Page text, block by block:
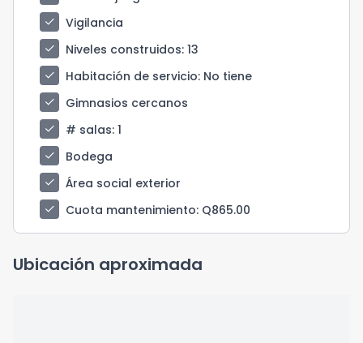
check
Vigilancia
check
Niveles construidos: 13
check
Habitación de servicio: No tiene
check
Gimnasios cercanos
check
# salas: 1
check
Bodega
check
Área social exterior
check
Cuota mantenimiento: Q865.00
Ubicación aproximada